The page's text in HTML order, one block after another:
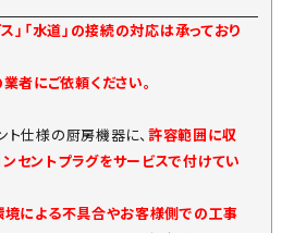
ス」「水道」の接続の対応は承っており
者にご依頼ください。
仕様の厨房機器に、 許容範囲に収
セントプラグをサービスで付けてい
による不具合やお客様側での工事